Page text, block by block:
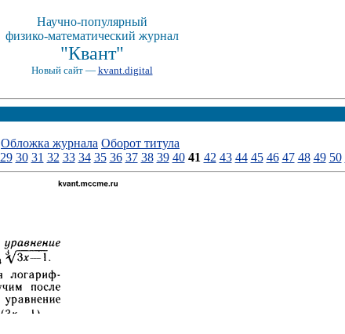
Научно-популярный
физико-математический журнал
"Квант"
Новый сайт — kvant.digital
Обложка журнала Оборот титула
29 30 31 32 33 34 35 36 37 38 39 40 41 42 43 44 45 46 47 48 49 50